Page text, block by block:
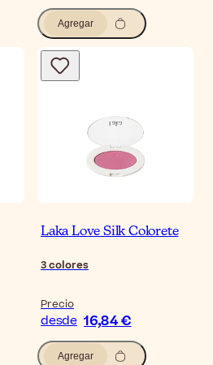
Agregar
Laka Love Silk Colorete
3colores
Precio
desde 16,84 €
Agregar